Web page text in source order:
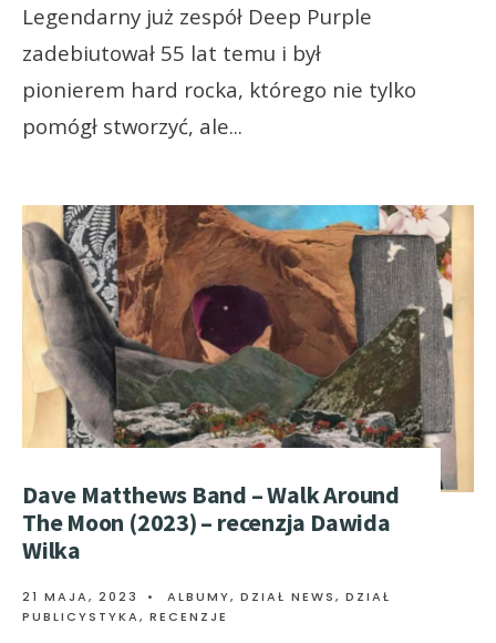
Legendarny już zespół Deep Purple
zadebiutował 55 lat temu i był
pionierem hard rocka, którego nie tylko
pomógł stworzyć, ale...
Dave Matthews Band – Walk Around
The Moon (2023) – recenzja Dawida
Wilka
21 MAJA, 2023 • ALBUMY, DZIAŁ NEWS, DZIAŁ
PUBLICYSTYKA, RECENZJE